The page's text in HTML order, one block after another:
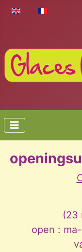
Select your language
(23
open :